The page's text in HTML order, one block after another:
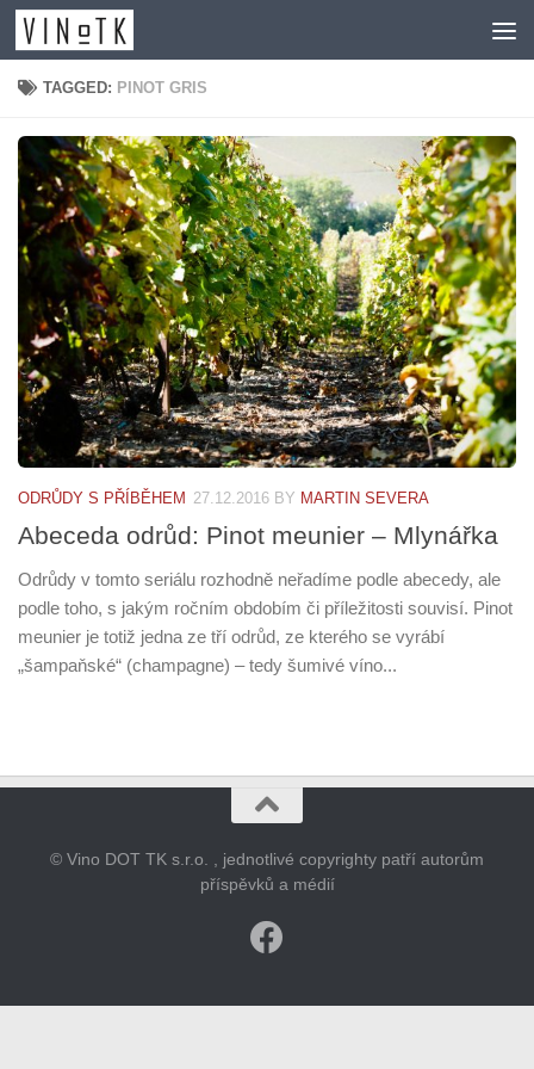
Skip to content
TAGGED: PINOT GRIS
ODRŮDY S PŘÍBĚHEM 27.12.2016 BY MARTIN SEVERA
Abeceda odrůd: Pinot meunier – Mlynářka
Odrůdy v tomto seriálu rozhodně neřadíme podle abecedy, ale
podle toho, s jakým ročním obdobím či příležitosti souvisí. Pinot
meunier je totiž jedna ze tří odrůd, ze kterého se vyrábí
„šampaňské“ (champagne) – tedy šumivé víno...
© Vino DOT TK s.r.o. , jednotlivé copyrighty patří autorům
příspěvků a médií